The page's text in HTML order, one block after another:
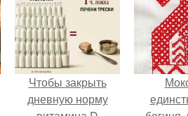
Чтобы закрыть
дневную норму